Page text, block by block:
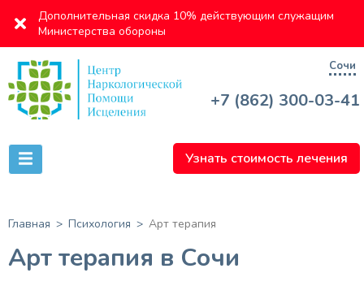
Дополнительная скидка 10% действующим служащим
Министерства обороны
Сочи
+7 (862) 300-03-41
Узнать стоимость лечения
Главная Психология Арт терапия
Арт терапия в Сочи